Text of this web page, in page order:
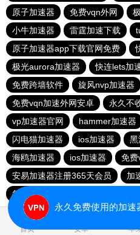
原子加速器
免费vqn外网
小牛加速器
雷霆加速下载
原子加速器app下载官网免费
极光aurora加速器
快连lets加
免费跨墙软件
旋风nvp加速器
免费vqn加速外网安卓
永久不
vp加速器官网
hammer加速器
闪电猫加速器
ios加速器 黑
海鸥加速器
ios加速器 免费
安易加速器注册365天会员
加
每天试用一小时加速器
首页 安卓 苹
永久免费使用的加速